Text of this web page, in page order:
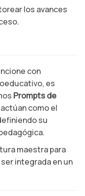
los avances
con
es
Prompts de
como el
su
maestra para
integrada en un